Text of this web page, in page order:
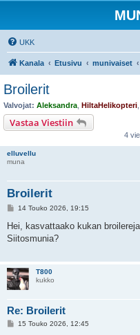
UKK
Kanala Etusivu munivaiset
Broilerit
Valvojat: Aleksandra HiltaHelikopteri
Vastaa Viestiin
4
elluvellu
muna
Broilerit
V
e
t
14 Touko 2026, 19:15
Hei, kasvattaako kukan
Siitosmunia?
T800
kukko
Re: Broilerit
V15 Touko 2026, 12:45